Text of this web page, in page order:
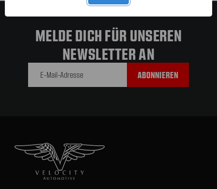
MELDE DICH FÜR UNSEREN
NEWSLETTER AN